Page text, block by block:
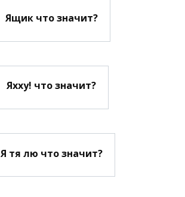
Ящик что значит?
Яхху! что значит?
Я тя лю что значит?